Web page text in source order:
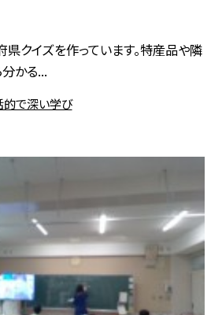
クイズを作っています。特産品や隣
かる...
で深い学び